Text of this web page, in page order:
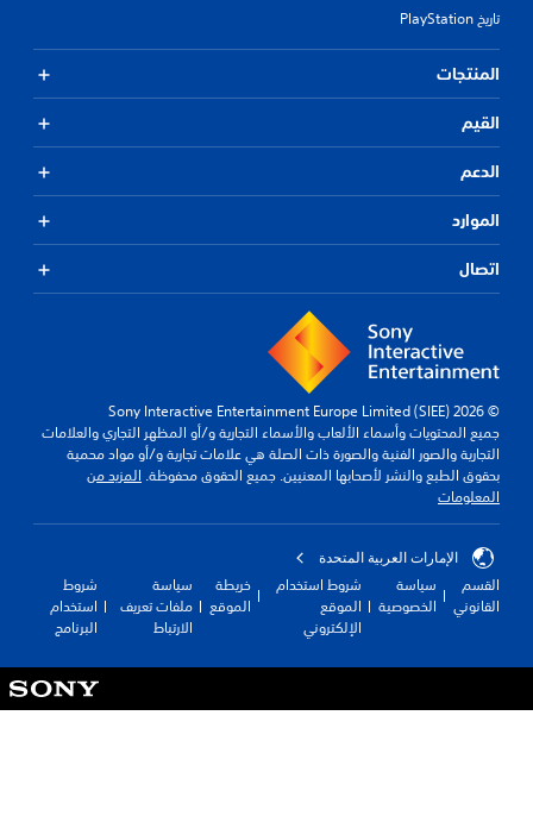
تاريخ PlayStation
المنتجات
القيم
الدعم
الموارد
اتصال
© 2026 Sony Interactive Entertainment Europe Limited (SIEE)
جميع المحتويات وأسماء الألعاب والأسماء التجارية و/أو المظهر التجاري والعلامات
التجارية والصور الفنية والصورة ذات الصلة هي علامات تجارية و/أو مواد محمية
بحقوق الطبع والنشر لأصحابها المعنيين. جميع الحقوق محفوظة.المزيد من
المعلومات
الإمارات العربية المتحدة
القسم
القانوني
سياسة
الخصوصية
شروط استخدام
الموقع
الإلكتروني
خريطة
الموقع
سياسة
ملفات تعريف
الارتباط
شروط
استخدام
البرنامج